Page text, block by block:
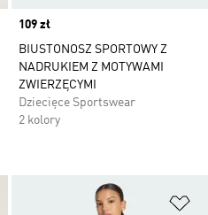
Price
109 zł
BIUSTONOSZ SPORTOWY Z
NADRUKIEM Z MOTYWAMI
ZWIERZĘCYMI
Dziecięce Sportswear
2 kolory
Dodaj do listy życzeń